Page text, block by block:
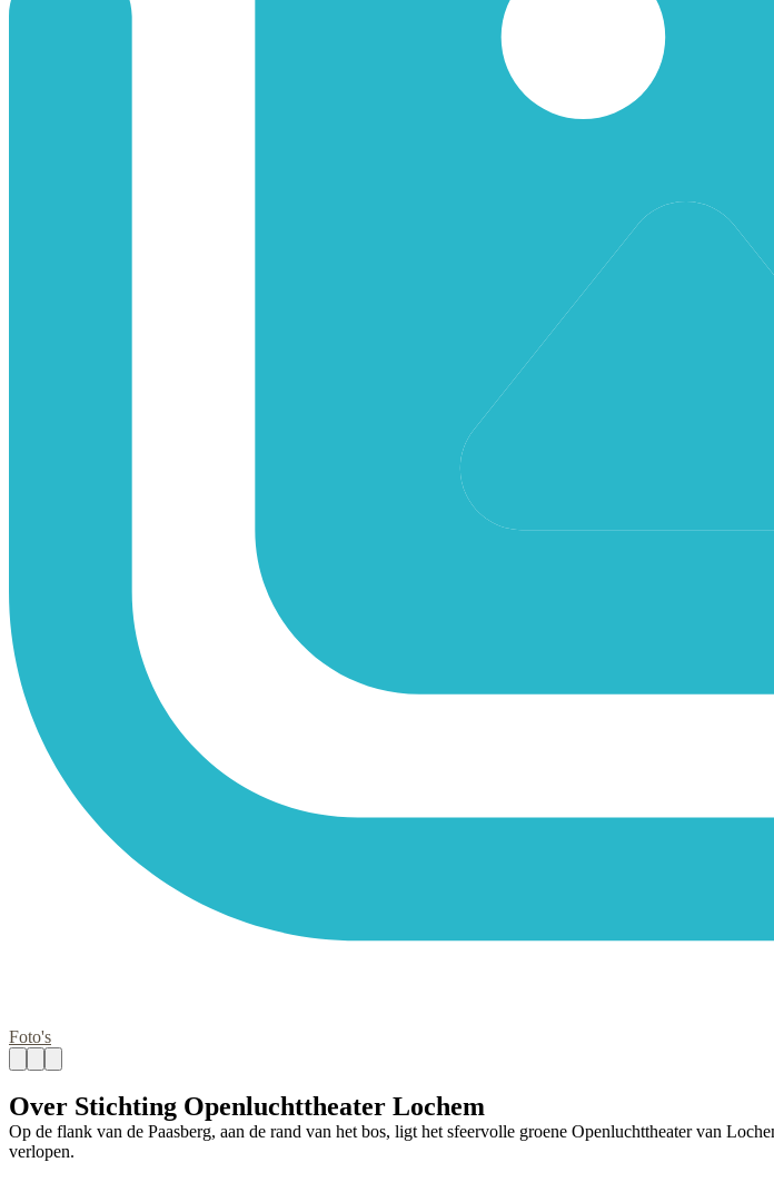
Foto's
Over Stichting Openluchttheater Lochem
Op de flank van de Paasberg, aan de rand van het bos, ligt het sfeervolle groene Openluchttheater van
verlopen.